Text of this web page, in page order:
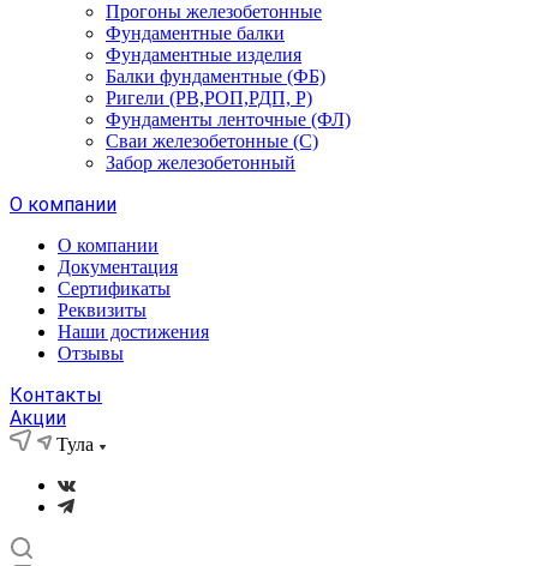
Прогоны железобетонные
Фундаментные балки
Фундаментные изделия
Балки фундаментные (ФБ)
Ригели (РВ,РОП,РДП, Р)
Фундаменты ленточные (ФЛ)
Сваи железобетонные (С)
Забор железобетонный
О компании
О компании
Документация
Сертификаты
Реквизиты
Наши достижения
Отзывы
Контакты
Акции
Тула